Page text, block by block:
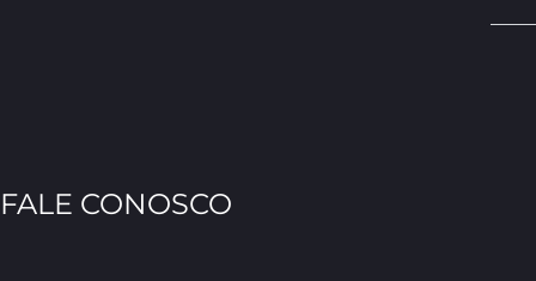
FALE CONOSCO